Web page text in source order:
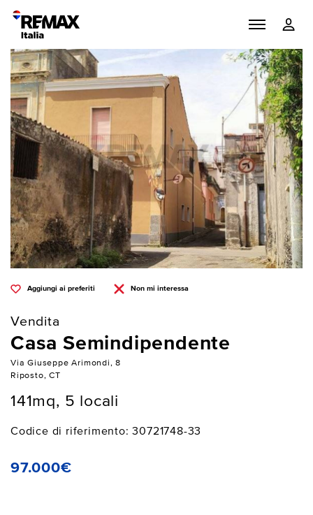
Aggiungi ai preferiti Non mi interessa
Vendita
Casa Semindipendente
Via Giuseppe Arimondi, 8
Riposto, CT
141mq, 5 locali
Codice di riferimento: 30721748-33
97.000€